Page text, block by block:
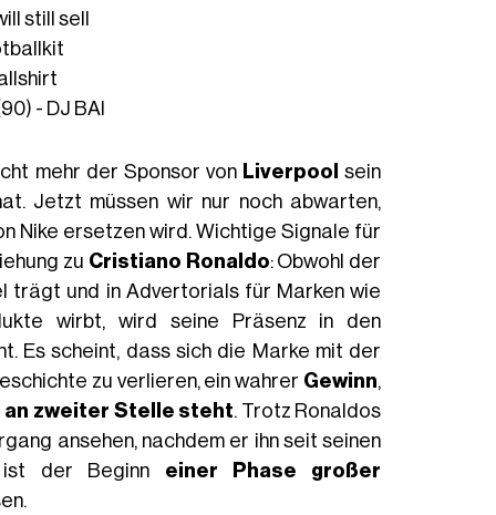
still sell
- DJ BAI
mehr der Sponsor von Liverpool
sein
Jetzt müssen wir nur noch abwarten,
Nike ersetzen wird. Wichtige Signale für
zu Cristiano Ronaldo: Obwohl der
und in Advertorials für Marken wie
wirbt, wird seine Präsenz in den
Es scheint, dass sich die Marke mit der
zu verlieren, ein wahrer Gewinn,
an zweiter Stelle steht. Trotz Ronaldos
ansehen, nachdem er ihn seit seinen
ist der Beginn einer Phase großer